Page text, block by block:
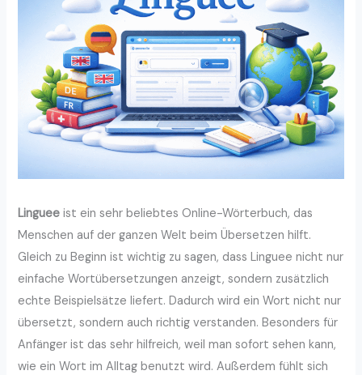
Linguee ist ein sehr beliebtes Online-Wörterbuch, das
Menschen auf der ganzen Welt beim Übersetzen hilft.
Gleich zu Beginn ist wichtig zu sagen, dass Linguee nicht nur
einfache Wortübersetzungen anzeigt, sondern zusätzlich
echte Beispielsätze liefert. Dadurch wird ein Wort nicht nur
übersetzt, sondern auch richtig verstanden. Besonders für
Anfänger ist das sehr hilfreich, weil man sofort sehen kann,
wie ein Wort im Alltag benutzt wird. Außerdem fühlt sich